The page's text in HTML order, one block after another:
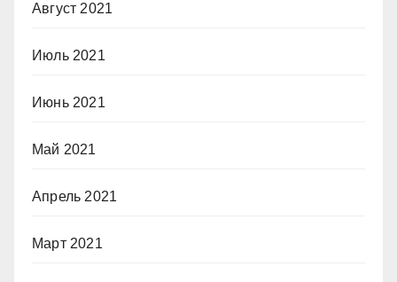
Август 2021
Июль 2021
Июнь 2021
Май 2021
Апрель 2021
Март 2021